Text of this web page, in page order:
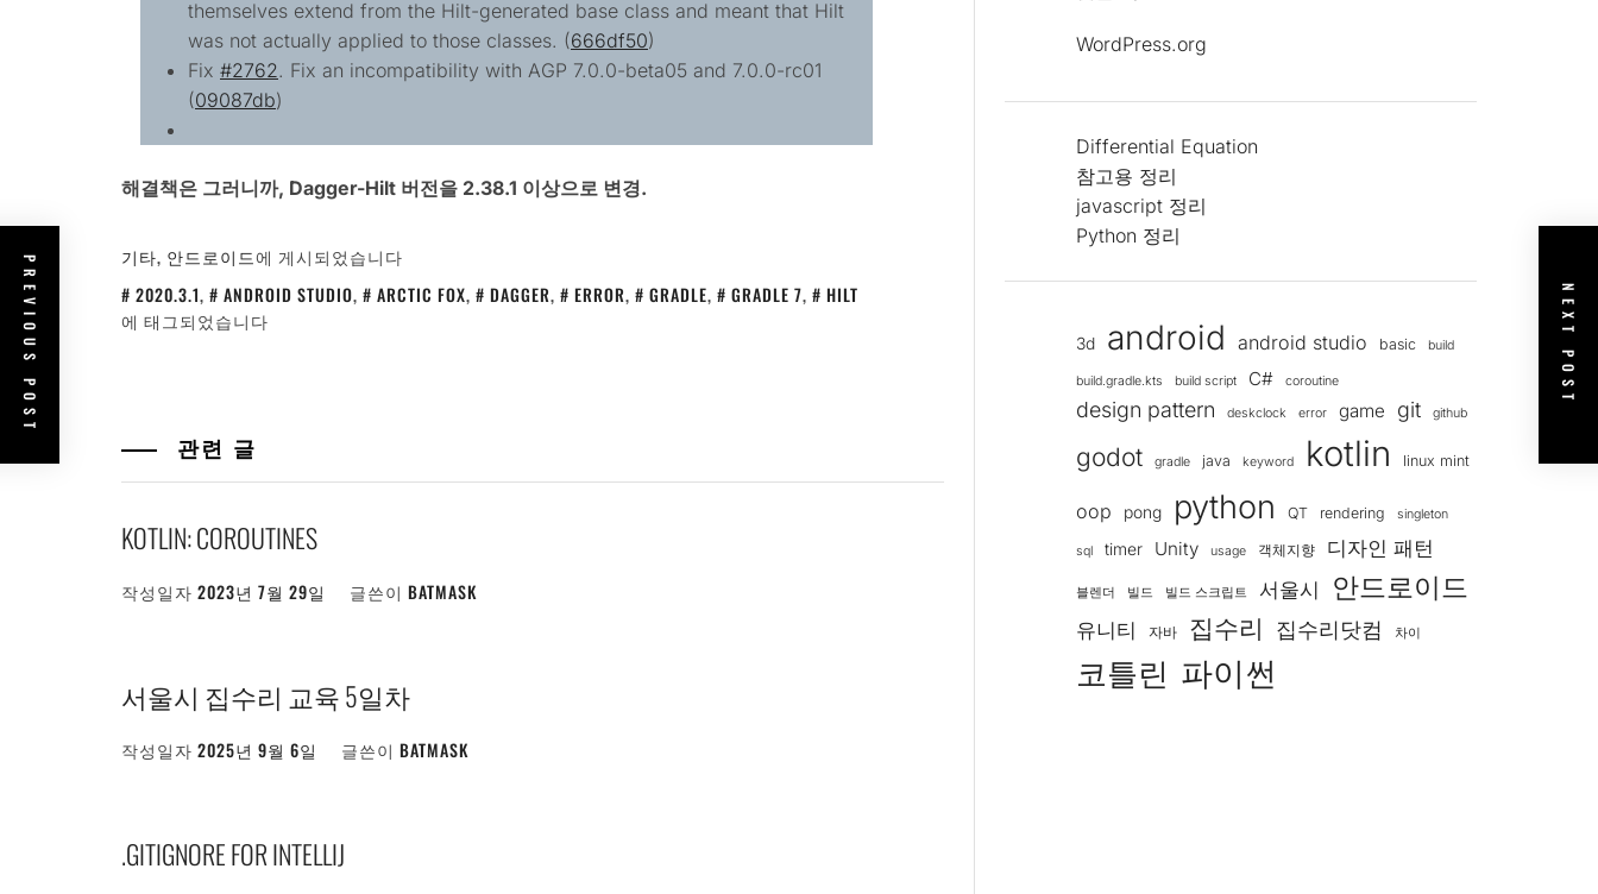
themselves extend from the Hilt-generated base class and meant that Hilt
was not actually applied to those classes. (666df50)
Fix #2762. Fix an incompatibility with AGP 7.0.0-beta05 and 7.0.0-rc01
(09087db)
해결책은 그러니까, Dagger-Hilt 버전을 2.38.1 이상으로 변경.
기타, 안드로이드에 게시되었습니다
2020.3.1, ANDROID STUDIO, ARCTIC FOX, DAGGER, ERROR, GRADLE, GRADLE 7,
HILT
에 태그되었습니다
PREVIOUS POST NEXT POST
관련 글
KOTLIN: COROUTINES
작성일자 2023년 7월 29일 글쓴이 BATMASK
서울시 집수리 교육 5일차
작성일자 2025년 9월 6일 글쓴이 BATMASK
.GITIGNORE FOR INTELLIJ
WordPress.org
Differential Equation
참고용 정리
javascript 정리
Python 정리
3d android android studio basic build
build.gradle.kts build script C# coroutine
design pattern deskclock error game git github
godot gradle java keyword kotlin linux mint
oop pong python QT rendering singleton
sql timer Unity usage 객체지향 디자인 패턴
블렌더 빌드 빌드 스크립트 서울시 안드로이드
유니티 자바 집수리 집수리닷컴 차이
코틀린 파이썬